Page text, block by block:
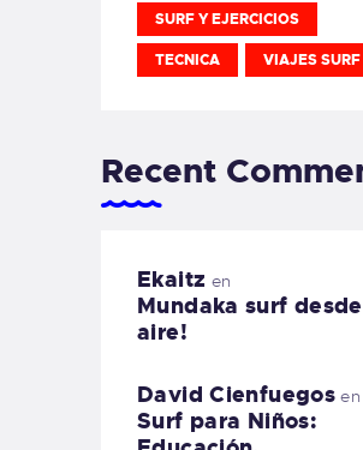
SURF Y EJERCICIOS
TECNICA VIAJES SURF
Recent
Ekaitz en
Mundaka surf
aire!
David Cienfuegos en
Surf para Niños: